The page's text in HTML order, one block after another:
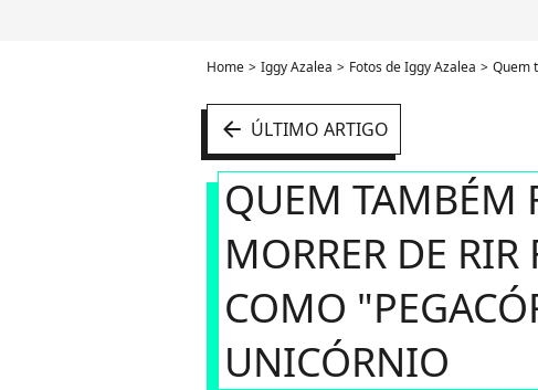
Home Iggy Azalea Fotos de Iggy Azalea Quem
arrow_left ÚLTIMO ARTIGO
QUEM TAMBÉM
MORRER DE RIR
COMO
UNICÓRNIO